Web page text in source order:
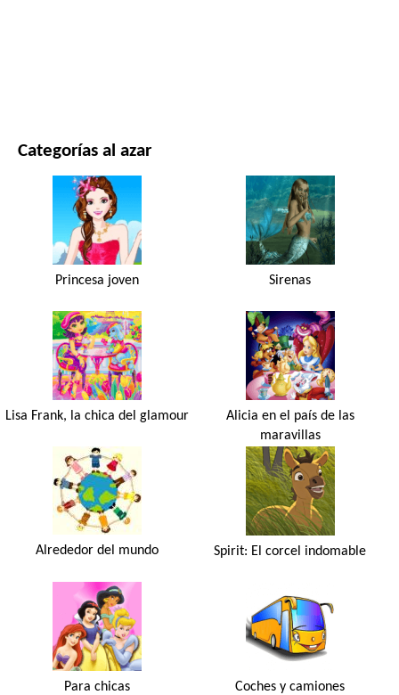
Categorías al azar
Princesa joven Sirenas
Lisa Frank, la chica del glamour
Alicia en el país de las
maravillas
Alrededor del mundo Spirit: El corcel indomable
Para chicas Coches y camiones